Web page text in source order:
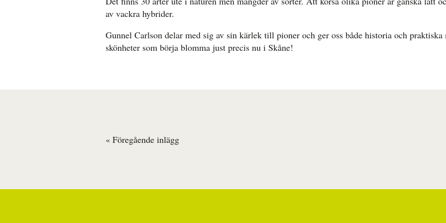
av vackra hybrider.
Gunnel Carlson delar med sig av sin kärlek till pioner och ger oss både historia och praktiska
skönheter som börja blomma just precis nu i Skåne!
« Föregående inlägg